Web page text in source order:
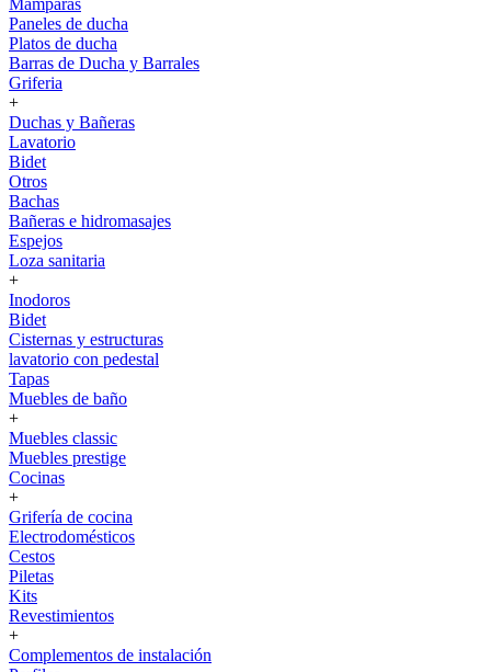
Mamparas
Paneles de ducha
Platos de ducha
Barras de Ducha y Barrales
Griferia
+
Duchas y Bañeras
Lavatorio
Bidet
Otros
Bachas
Bañeras e hidromasajes
Espejos
Loza sanitaria
+
Inodoros
Bidet
Cisternas y estructuras
lavatorio con pedestal
Tapas
Muebles de baño
+
Muebles classic
Muebles prestige
Cocinas
+
Grifería de cocina
Electrodomésticos
Cestos
Piletas
Kits
Revestimientos
+
Complementos de instalación